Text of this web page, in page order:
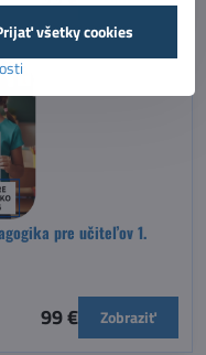
pre učiteľov 1.
99 € Zobraziť
všetky cookies